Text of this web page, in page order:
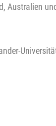
Australien